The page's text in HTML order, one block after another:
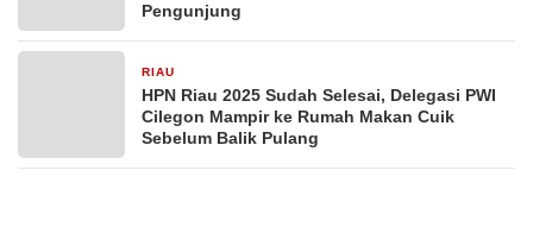
Pengunjung
RIAU
HPN Riau 2025 Sudah Selesai, Delegasi PWI
Cilegon Mampir ke Rumah Makan Cuik
Sebelum Balik Pulang